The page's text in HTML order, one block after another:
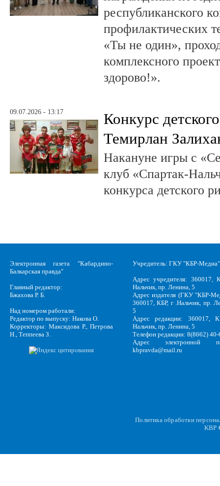
республиканского
профилактических
«Ты не один»,
комплексного
здорово!».
09.07.2026 - 13:17
Конкурс
Темирлан
Накануне игры с
клуб «Спартак-
конкурса детского
Электронная газета "Кабардино-
Балкарская правда"
Главный редактор:
Бжахова Р. Б.
Над номером работали:
Редактор по выпуску: Накова О.
Корректоры: Максидова Р., Петрова
Н., Теппеева З.
Учредитель: ГКУ "КБР-Медиа"
Адрес учредителя: 360017,
Нальчик, пр. Ленина, 5
Адрес издателя (ГКУ "КБР-
360017, КБР, г .Нальчик, пр.
5
Адрес редакции: 360017,
Нальчик, пр. Ленина, 5
Телефон редакции: 8(8662)
Адрес электронной
kbpravda@mail.ru
Политика обработки
KBP